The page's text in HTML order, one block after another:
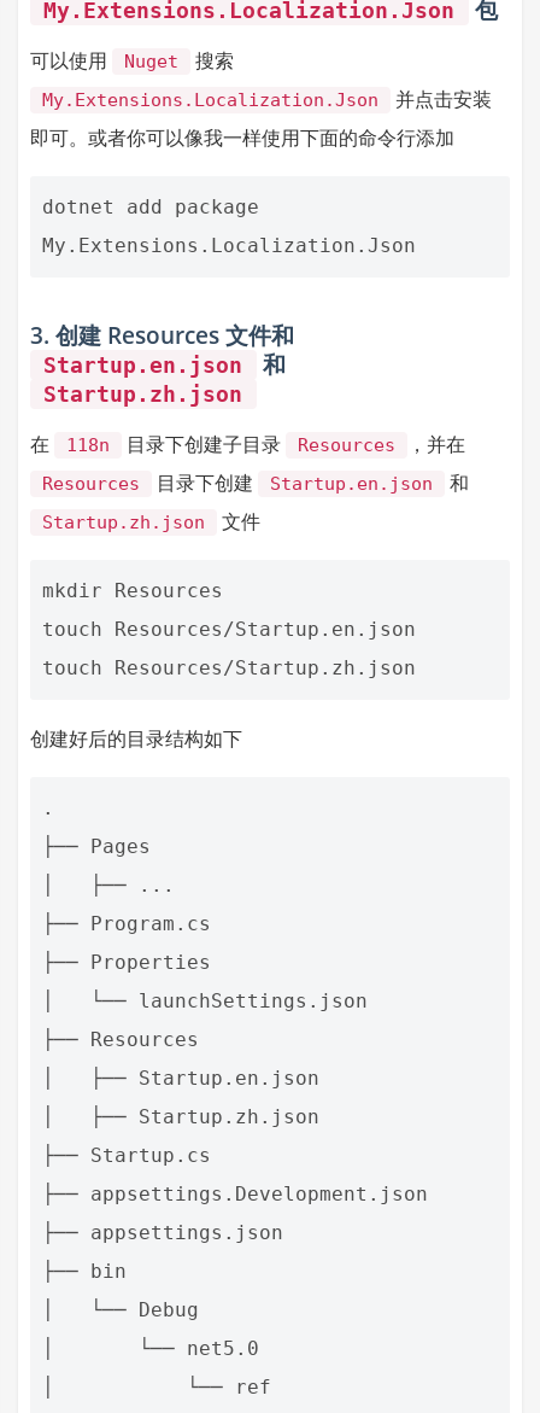
My.Extensions.Localization.Json 包
可以使用 Nuget 搜索
My.Extensions.Localization.Json
并点击安装
即可。或者你可以像我一样使用下面的命令行添加
dotnet add package
3. 创建 Resources 文件和
Startup.en.json 和
Startup.zh.json
在 118n 目录下创建子目录 Resources ，并在
Resources 目录下创建 Startup.en.json 和
Startup.zh.json 文件
mkdir Resources
touch Resources/Startup.en.json
创建好后的目录结构如下
.
├── Pages
│   ├── ...
├── Program.cs
├── Properties
│   └── launchSettings.json
├── Resources
│   ├── Startup.en.json
│   ├── Startup.zh.json
├── Startup.cs
├── appsettings.Development.json
├── appsettings.json
├── bin
│   └── Debug
│       └── net5.0
│           └── ref